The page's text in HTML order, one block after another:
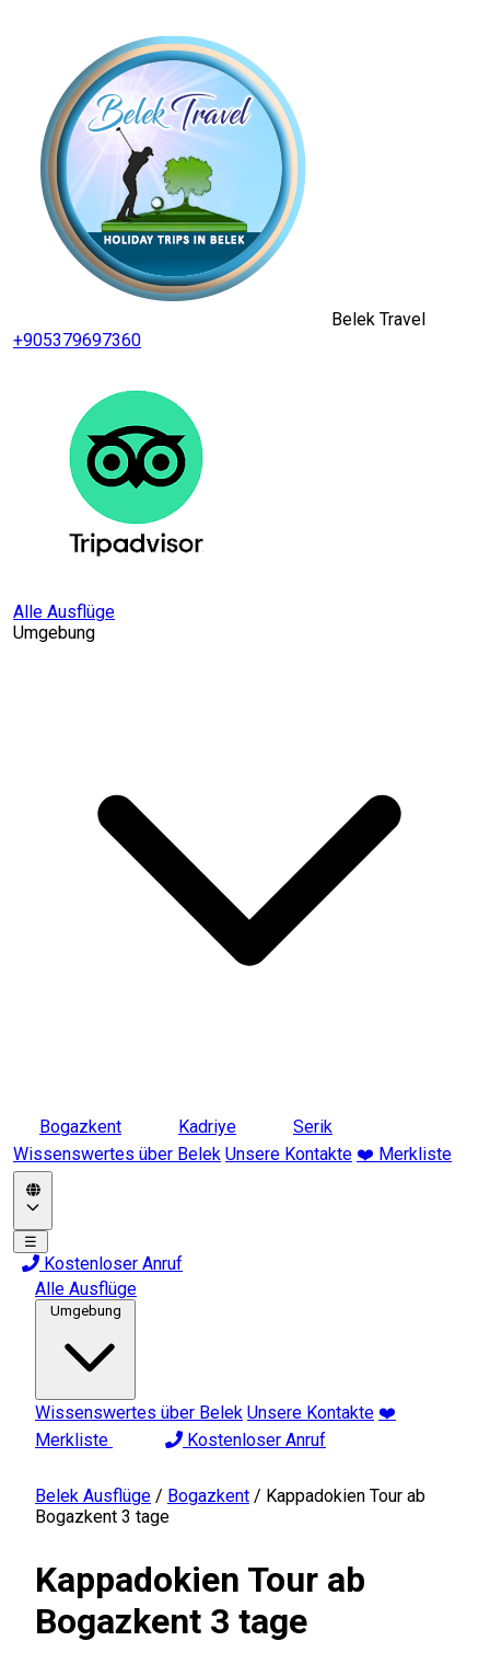
Belek Travel
+905379697360
Alle Ausflüge
Umgebung
Bogazkent Kadriye
Serik
Wissenswertes über Belek Unsere Kontakte ❤️ Merkliste
☰
Kostenloser Anruf
Alle Ausflüge
Umgebung
Wissenswertes über Belek Unsere Kontakte ❤️
Merkliste
Kostenloser Anruf
Belek Ausflüge / Bogazkent / Kappadokien Tour ab
Bogazkent 3 tage
Kappadokien Tour ab
Bogazkent 3 tage